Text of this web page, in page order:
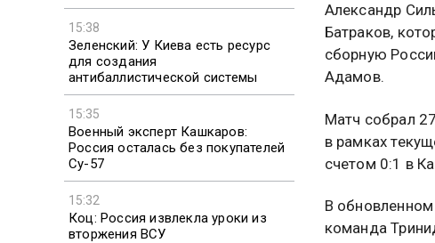
15:38
Зеленский: У Киева есть ресурс
для создания
антибаллистической системы
15:35
Военный эксперт Кашкаров:
Россия осталась без покупателей
Су-57
15:32
Коц: Россия извлекла уроки из
вторжения ВСУ
Александр
Батраков,
сборную
Адамов.
Матч собрал
в рамках
счетом 0:1 в
В
команда